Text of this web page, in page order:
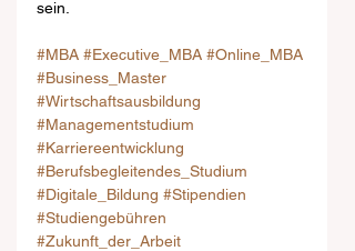
sein.
#MBA #Executive_MBA #Online_MBA
#Business_Master
#Wirtschaftsausbildung
#Managementstudium
#Karriereentwicklung
#Berufsbegleitendes_Studium
#Digitale_Bildung #Stipendien
#Studiengebühren
#Zukunft_der_Arbeit